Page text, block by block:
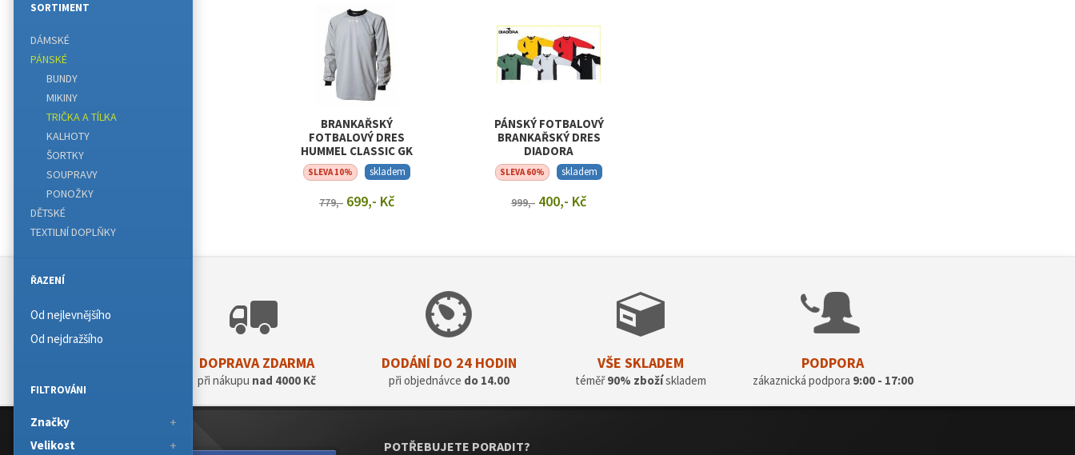
BRANKAŘSKÝ
FOTBALOVÝ DRES
HUMMEL CLASSIC GK
JERSEY
SLEVA 10% skladem
779,- 699,- Kč
PÁNSKÝ FOTBALOVÝ
BRANKAŘSKÝ DRES
DIADORA
SLEVA 60% skladem
999,- 400,- Kč
DOPRAVA ZDARMA
při nákupu nad 4000 Kč
DODÁNÍ DO 24 HODIN
při objednávce do 14.00
VŠE SKLADEM
téměř90% zbožískladem
PODPORA
zákaznická podpora 9:00 - 17:00
SORTIMENT
DÁMSKÉ
PÁNSKÉ
BUNDY
MIKINY
TRIČKA A TÍLKA
KALHOTY
ŠORTKY
SOUPRAVY
PONOŽKY
DĚTSKÉ
TEXTILNÍ DOPLŇKY
ŘAZENÍ
Od nejlevnějšího
Od nejdražšího
FILTROVÁNI
Značky
Velikost
POTŘEBUJETE PORADIT?